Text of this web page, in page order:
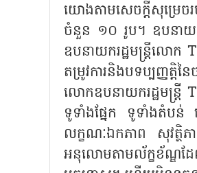
យោងតាមសេចក្តីសុម្រេ
ចំនួន ១០ រូប។ ឧបនាយក
ឧបនាយករដ្ឋមន្រ្តីលោក
តម្រូវការនិងបទប្បញ្ញ
លោកឧបនាយករដ្ឋមន្ត្រី
ទូទាំងផ្នែក ទូទាំងតំបន់
លក្ខណៈឯកភាព សុវត្ថិ
អនុលោមតាមល័ក្ខខ័ណ្ឌដែ